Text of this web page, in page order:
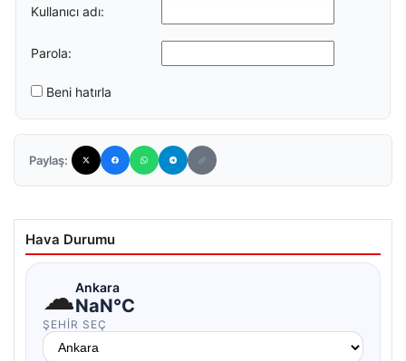
Kullanıcı adı:
Parola:
Beni hatırla
Paylaş:
Hava Durumu
☁Ankara
NaN°C
ŞEHIR SEÇ